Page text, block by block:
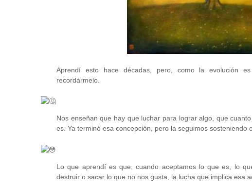
Aprendí esto hace décadas, pero, como la evolución
recordármelo.
Nos enseñan que hay que luchar para lograr algo, que
es. Ya terminó esa concepción, pero la seguimos sosteniendo
Lo que aprendí es que, cuando aceptamos lo que es, lo
destruir o sacar lo que no nos gusta, la lucha que implica esa